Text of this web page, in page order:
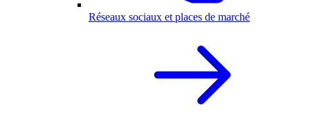
Réseaux sociaux et places de marché